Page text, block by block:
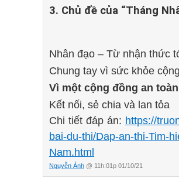
3. Chủ đề của “Tháng
Nhân đạo – Từ nhận thức
Chung tay vì sức khỏe
Vì một cộng đồng an toàn
Kết nối, sẻ chia và lan tỏa
Chi tiết đáp án: https://
bai-du-thi/Dap-an-thi-Tim-
Nam.html
Nguyễn Ánh @ 11h:01p 01/10/21